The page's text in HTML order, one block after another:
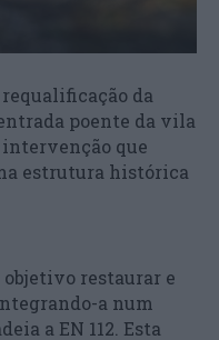
da
poente da vila
intervenção que
estrutura histórica
restaurar e
a num
a EN 112. Esta